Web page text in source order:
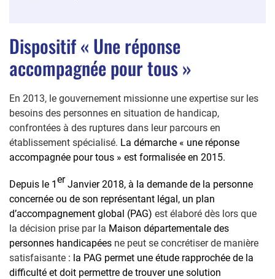
Dispositif « Une réponse
accompagnée pour tous »
En 2013, le gouvernement missionne une expertise sur les
besoins des personnes en situation de handicap,
confrontées à des ruptures dans leur parcours en
établissement spécialisé. La démarche « une réponse
accompagnée pour tous » est formalisée en 2015.
Depuis le 1er Janvier 2018, à la demande de la personne
concernée ou de son représentant légal, un plan
d’accompagnement global (PAG) est élaboré dès lors que
la décision prise par la Maison départementale des
personnes handicapées ne peut se concrétiser de manière
satisfaisante : la PAG permet une étude rapprochée de la
difficulté et doit permettre de trouver une solution